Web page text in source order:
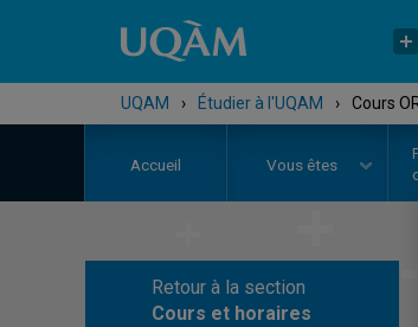
UQAM › Étudier à l'UQAM › Cours
Accueil Vous êtes
Retour à la section
Cours et horaires